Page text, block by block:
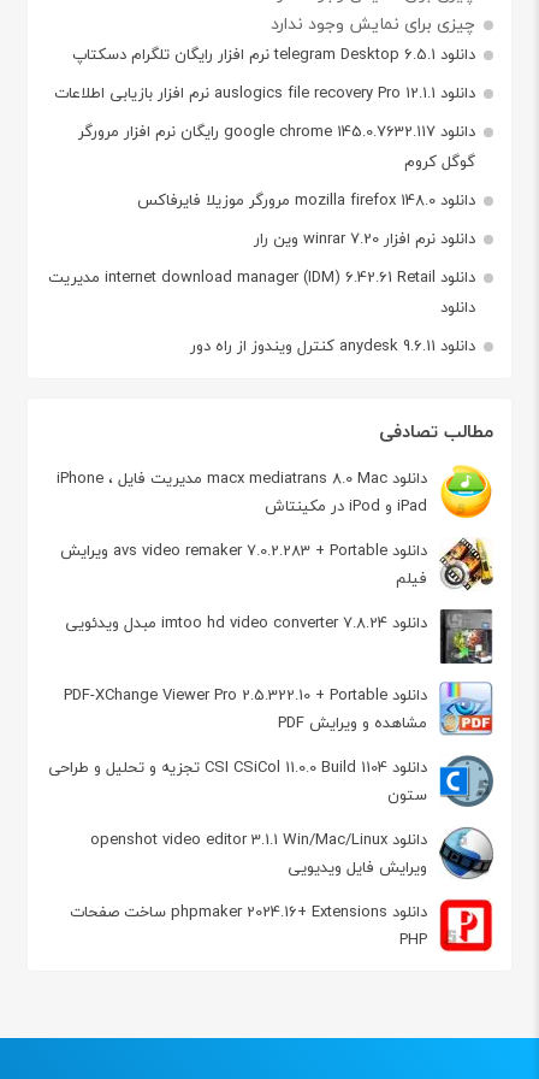
چیزی برای نمایش وجود ندارد
دانلود telegram Desktop 6.5.1 نرم افزار رایگان تلگرام دسکتاپ
دانلود auslogics file recovery Pro 12.1.1 نرم افزار بازیابی اطلاعات
دانلود google chrome 145.0.7632.117 رایگان نرم افزار مرورگر
گوگل کروم
دانلود mozilla firefox 148.0 مرورگر موزیلا فایرفاکس
دانلود نرم افزار winrar 7.20 وین رار
دانلود internet download manager (IDM) 6.42.61 Retail مدیریت
دانلود
دانلود anydesk 9.6.11 کنترل ویندوز از راه دور
مطالب تصادفی
دانلود macx mediatrans 8.0 Mac مدیریت فایل iPhone ،
iPad و iPod در مکینتاش
دانلود avs video remaker 7.0.2.283 + Portable ویرایش
فیلم
دانلود imtoo hd video converter 7.8.24 مبدل ویدئویی
دانلود PDF-XChange Viewer Pro 2.5.322.10 + Portable
مشاهده و ویرایش PDF
دانلود CSI CSiCol 11.0.0 Build 1104 تجزیه و تحلیل و طراحی
ستون
دانلود openshot video editor 3.1.1 Win/Mac/Linux
ویرایش فایل ویدیویی
دانلود phpmaker 2024.16+ Extensions ساخت صفحات
PHP